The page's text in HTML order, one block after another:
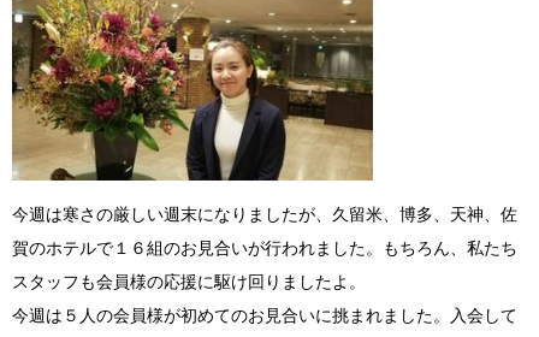
今週は寒さの厳しい週末になりましたが、久留米、博多、天神、佐
賀のホテルで１６組のお見合いが行われました。もちろん、私たち
スタッフも会員様の応援に駆け回りましたよ。
今週は５人の会員様が初めてのお見合いに挑まれました。入会して